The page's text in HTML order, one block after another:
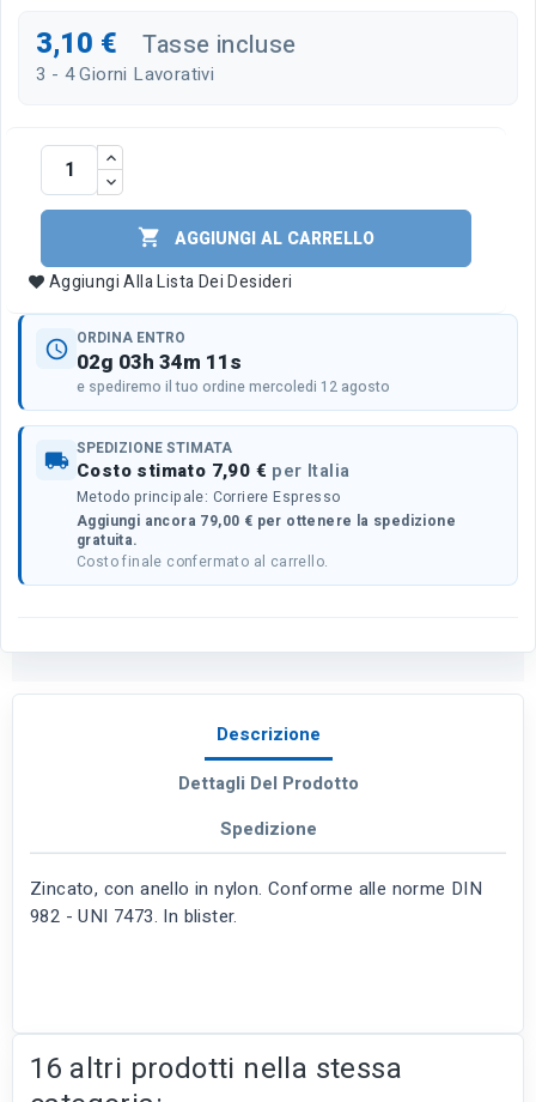
3,10 € Tasse incluse
3 - 4 Giorni Lavorativi

AGGIUNGI AL CARRELLO
Aggiungi Alla Lista Dei Desideri
schedule ORDINA ENTRO
02g 03h 34m 11s
e spediremo il tuo ordine mercoledi 12 agosto
local_shipping SPEDIZIONE STIMATA
Costo stimato 7,90 € per Italia
Metodo principale: Corriere Espresso
Aggiungi ancora 79,00 € per ottenere la spedizione
gratuita.
Costo finale confermato al carrello.
Descrizione
Dettagli Del Prodotto
Spedizione
Zincato, con anello in nylon. Conforme alle norme DIN
982 - UNI 7473. In blister.
16 altri prodotti nella stessa